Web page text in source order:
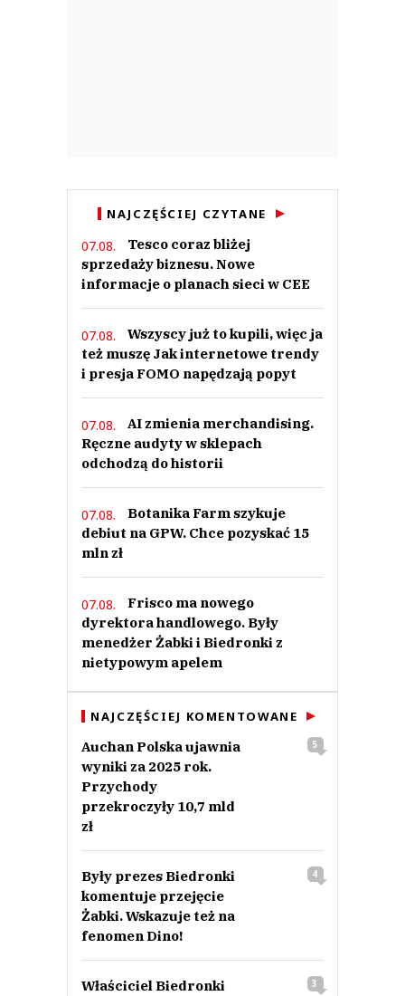
NAJCZĘŚCIEJ CZYTANE
07.08.
Tesco coraz bliżej
sprzedaży biznesu. Nowe
informacje o planach sieci w CEE
07.08.
Wszyscy już to kupili, więc ja
też muszę Jak internetowe trendy
i presja FOMO napędzają popyt
07.08.
AI zmienia merchandising.
Ręczne audyty w sklepach
odchodzą do historii
07.08.
Botanika Farm szykuje
debiut na GPW. Chce pozyskać 15
mln zł
07.08.
Frisco ma nowego
dyrektora handlowego. Były
menedżer Żabki i Biedronki z
nietypowym apelem
NAJCZĘŚCIEJ KOMENTOWANE
Auchan Polska ujawnia
wyniki za 2025 rok.
Przychody
przekroczyły 10,7 mld
zł
5
Były prezes Biedronki
komentuje przejęcie
Żabki. Wskazuje też na
fenomen Dino!
4
Właściciel Biedronki
3